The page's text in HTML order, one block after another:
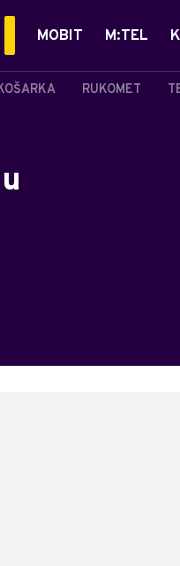
RUKOMET
MOBIT M:TEL